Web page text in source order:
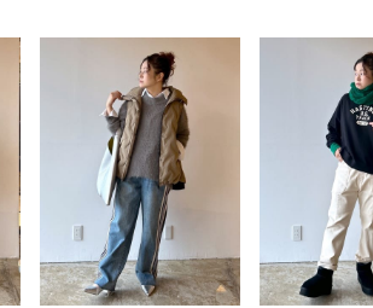
ソックス・その他